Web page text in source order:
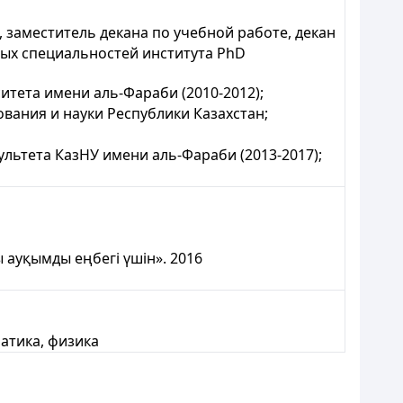
декана по учебной работе, декан
специальностей института PhD
имени аль-Фараби (2010-2012);
и науки Республики Казахстан;
КазНУ имени аль-Фараби (2013-2017);
еңбегі үшін». 2016
физика